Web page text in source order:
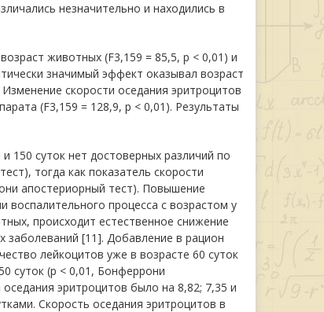
незначительно и находились в
животных (F3,159 = 85,5, p < 0,01) и
значимый эффект оказывал возраст
Изменение скорости оседания эритроцитов
(F3,159 = 128,9, p < 0,01). Результаты
150 суток нет достоверных различий по
тогда как показатель скорости
апостериорный тест). Повышение
воспалительного процесса с возрастом у
происходит естественное снижение
заболеваний [11]. Добавление в рацион
лейкоцитов уже в возрасте 60 суток
суток (р < 0,01, Бонферрони
эритроцитов было на 8,82; 7,35 и
Скорость оседания эритроцитов в